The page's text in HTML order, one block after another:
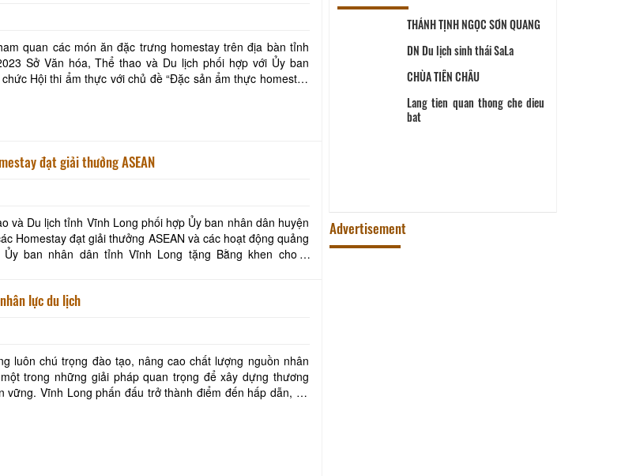
quan các món ăn đặc trưng homestay trên địa bàn tỉnh
Hội thi ẩm thực với chủ đề “Đặc sản ẩm thực homestay
đạt giải thưởng ASEAN
và Du lịch tỉnh Vĩnh Long phối hợp Ủy ban nhân dân huyện
Homestay đạt giải thưởng ASEAN và các hoạt động quảng
lực du lịch
luôn chú trọng đào tạo, nâng cao chất lượng nguồn nhân
trong những giải pháp quan trọng để xây dựng thương
hấp dẫn, an
VĨNH LONG
CocoHome
KHU DU LỊCH VINH SANG
THÁNH TỊNH NGỌC SƠN QUANG
DN Du lịch sinh thái SaLa
CHÙA TIÊN CHÂU
Advertisement